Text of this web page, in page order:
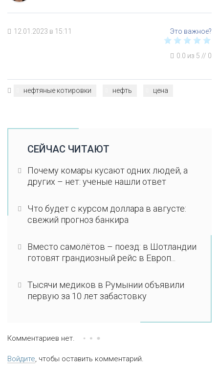
12.01.2023 в 15:11
0.0 из 5 // 0
нефтяные котировки нефть цена
СЕЙЧАС ЧИТАЮТ
Почему комары кусают одних людей, а
других – нет: ученые нашли ответ
Что будет с курсом доллара в августе:
свежий прогноз банкира
Вместо самолётов – поезд: в Шотландии
готовят грандиозный рейс в Европ...
Тысячи медиков в Румынии объявили
первую за 10 лет забастовку
Комментариев нет.
Войдите, чтобы оставить комментарий.